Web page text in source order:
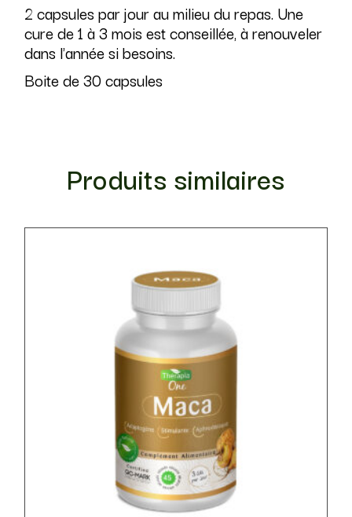
2 capsules par jour au milieu du repas. Une
cure de 1 à 3 mois est conseillée, à renouveler
dans l'année si besoins.
Boite de 30 capsules
Produits similaires